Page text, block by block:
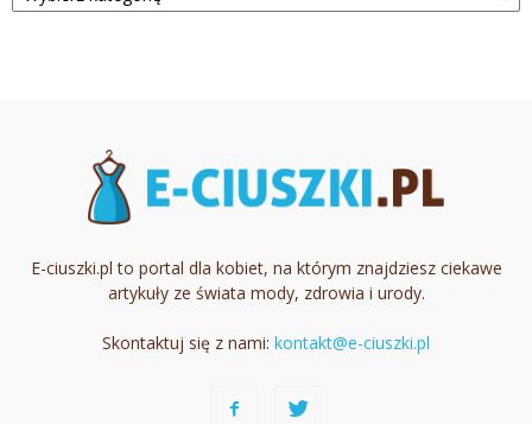
E-ciuszki.pl to portal dla kobiet, na którym znajdziesz ciekawe
artykuły ze świata mody, zdrowia i urody.
Skontaktuj się z nami: kontakt@e-ciuszki.pl